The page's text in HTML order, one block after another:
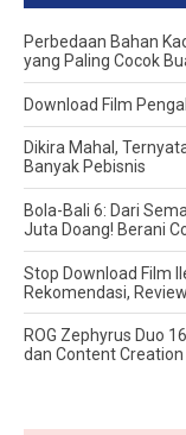
Perbedaan Bahan
yang Paling Cocok
Download Film
Dikira Mahal,
Banyak Pebisnis
Bola-Bali 6: Dari
Juta Doang! Berani
Stop Download Film
Rekomendasi,
ROG Zephyrus Duo
dan Content Creation